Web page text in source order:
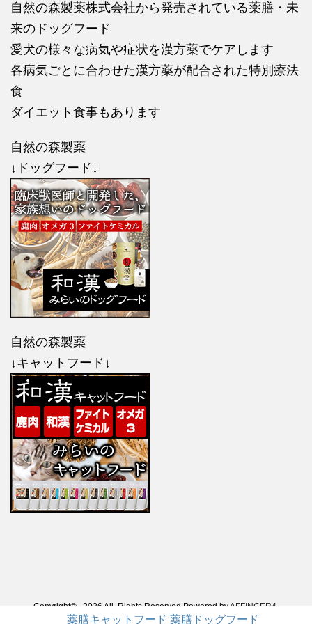
自然の森製薬株式会社から発売されている薬膳・未
来のドッグフード
愛犬の様々な病気や症状を漢方薬でケアします
各病気ごとに合わせた漢方薬が配合された特別療法
食
ダイエット食事もあります
自然の森製薬
↓ドッグフード↓
自然の森製薬
↓キャットフード↓
Copyright© , 2026 All Rights Reserved Powered by AFFINGER4
薬膳キャットフード 薬膳ドッグフード